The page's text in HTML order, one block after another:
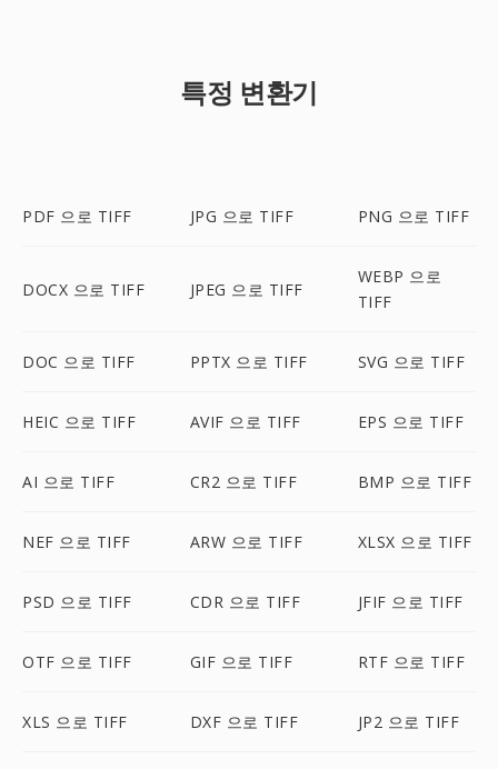
특정 변환기
PDF 으로 TIFF JPG 으로 TIFF PNG 으로 TIFF
DOCX 으로 TIFF JPEG 으로 TIFF
WEBP 으로
TIFF
DOC 으로 TIFF PPTX 으로 TIFF SVG 으로 TIFF
HEIC 으로 TIFF AVIF 으로 TIFF EPS 으로 TIFF
AI 으로 TIFF CR2 으로 TIFF BMP 으로 TIFF
NEF 으로 TIFF ARW 으로 TIFF XLSX 으로 TIFF
PSD 으로 TIFF CDR 으로 TIFF JFIF 으로 TIFF
OTF 으로 TIFF GIF 으로 TIFF RTF 으로 TIFF
XLS 으로 TIFF DXF 으로 TIFF JP2 으로 TIFF